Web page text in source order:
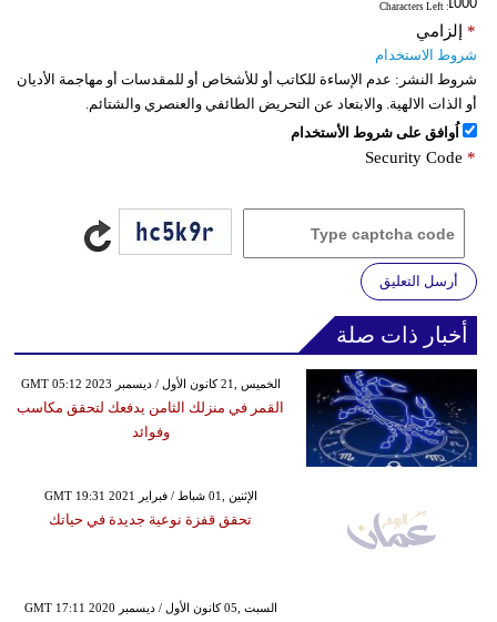
: Characters Left
إلزامي *
شروط الاستخدام
شروط النشر: عدم الإساءة للكاتب أو للأشخاص أو للمقدسات أو مهاجمة الأديان
أو الذات الالهية. والابتعاد عن التحريض الطائفي والعنصري والشتائم.
اُوافق على شروط الأستخدام
Security Code *
أرسل التعليق
أخبار ذات صلة
GMT 05:12 2023 الخميس ,21 كانون الأول / ديسمبر
القمر في منزلك الثامن يدفعك لتحقق مكاسب
وفوائد
GMT 19:31 2021 الإثنين ,01 شباط / فبراير
تحقق قفزة نوعية جديدة في حياتك
GMT 17:11 2020 السبت ,05 كانون الأول / ديسمبر